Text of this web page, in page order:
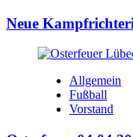
Neue
Allgemein
Fußball
Vorstand